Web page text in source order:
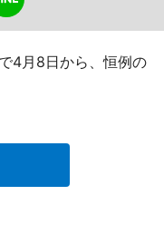
4月8日から、恒例の